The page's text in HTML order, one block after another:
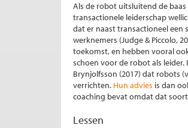
Als de robot uitsluitend de
transactionele leiderschap
dat er naast transactioneel een
werknemers (Judge & Piccolo,
toekomst, en hebben vooral
schoen voor de robot als leider.
Brynjolfsson (2017) dat robots
verrichten. Hun advies is dan
coaching bevat omdat dat
Lessen